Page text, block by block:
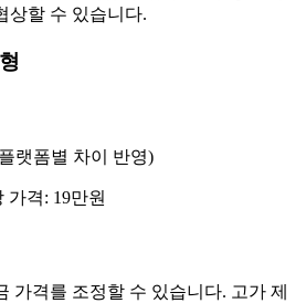
상할 수 있습니다.
랫폼별 차이 반영)
가격: 19만원
가격를 조정할 수 있습니다. 고가 제